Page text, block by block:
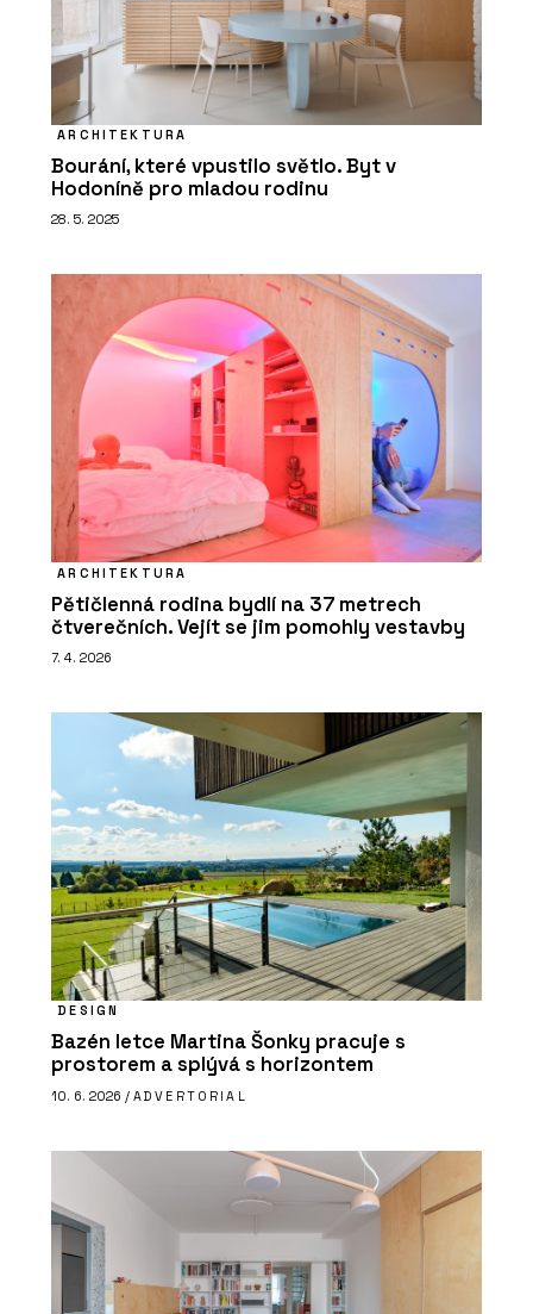
ARCHITEKTURA
Bourání, které vpustilo světlo. Byt v
Hodoníně pro mladou rodinu
28. 5. 2025
ARCHITEKTURA
Pětičlenná rodina bydlí na 37 metrech
čtverečních. Vejít se jim pomohly vestavby
7. 4. 2026
DESIGN
Bazén letce Martina Šonky pracuje s
prostorem a splývá s horizontem
10. 6. 2026 / ADVERTORIAL